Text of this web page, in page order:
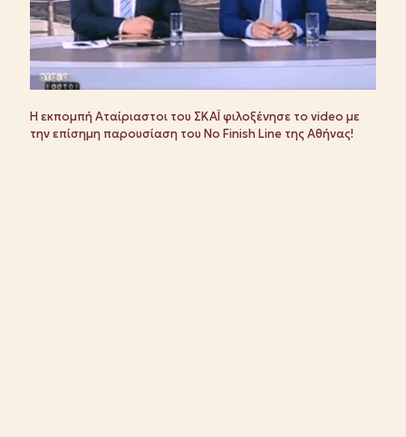
Η εκπομπή Αταίριαστοι του ΣΚΑΪ φιλοξένησε το video με
την επίσημη παρουσίαση του No Finish Line της Αθήνας!